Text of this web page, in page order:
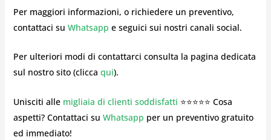
Per maggiori informazioni, o richiedere un preventivo,
contattaci su Whatsapp e seguici sui nostri canali social.
Per ulteriori modi di contattarci consulta la pagina dedicata
sul nostro sito (clicca qui).
Unisciti alle migliaia di clienti soddisfatti ⭐⭐⭐⭐⭐ Cosa
aspetti? Contattaci su Whatsapp per un preventivo gratuito
ed immediato!